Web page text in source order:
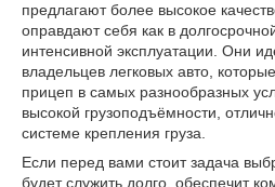
предлагают более высокое
оправдают себя как в
интенсивной эксплуатации. Они
владельцев легковых авто,
прицеп в самых разнообразных
высокой грузоподъёмности,
системе крепления груза.
Если перед вами стоит задача
будет служить долго, обеспечит